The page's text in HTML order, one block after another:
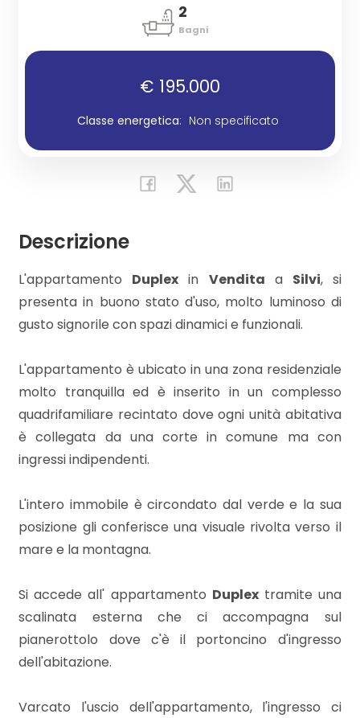
2
Bagni
€ 195.000
Classe energetica: Non specificato
Descrizione
L'appartamento Duplex in Vendita a Silvi, si
presenta in buono stato d'uso, molto luminoso di
gusto signorile con spazi dinamici e funzionali.
L'appartamento è ubicato in una zona residenziale
molto tranquilla ed è inserito in un complesso
quadrifamiliare recintato dove ogni unità abitativa
è collegata da una corte in comune ma con
ingressi indipendenti.
L'intero immobile è circondato dal verde e la sua
posizione gli conferisce una visuale rivolta verso il
mare e la montagna.
Si accede all' appartamento Duplextramite una
scalinata esterna che ci accompagna sul
pianerottolo dove c'è il portoncino d'ingresso
dell'abitazione.
Varcato l'uscio dell'appartamento, l'ingresso ci
Commerciali
Totale
mq
Locali
1